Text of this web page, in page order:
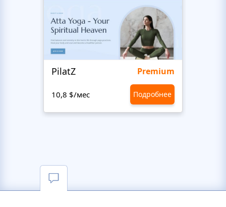
PilatZ Premium
10,8 $/мес Подробнее